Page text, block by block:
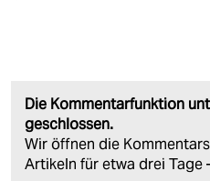
Die Kommentarfunktion
geschlossen.
Wir öffnen die
Artikeln für etwa drei Tage